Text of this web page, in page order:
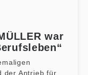
war
der Antrieb für